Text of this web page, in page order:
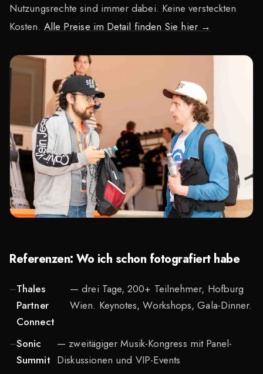
Nutzungsrechte sind immer dabei. Keine versteckten
Kosten. Alle Preise im Detail finden Sie hier →
Referenzen: Wo ich schon fotografiert habe
Thales
Partner
Connect
— drei Tage, 200+ Teilnehmer, Hofburg
Wien. Keynotes, Workshops, Gala-Dinner.
Sonic
Summit
— zweitägiger Musik-Kongress mit Panel-
Diskussionen und VIP-Events